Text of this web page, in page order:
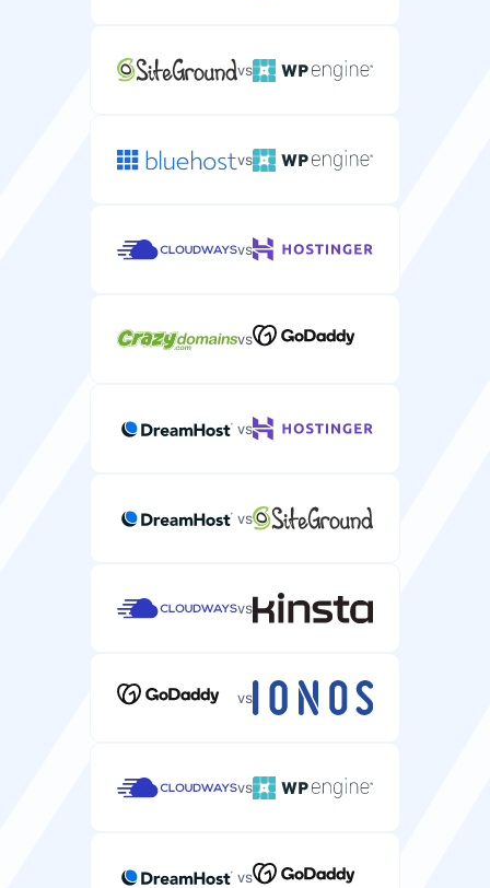
vs
vs
vs
vs
vs
vs
vs
vs
vs
vs